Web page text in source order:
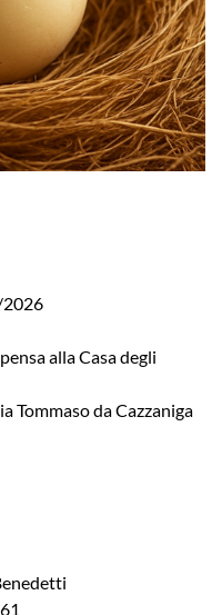
2026
alla Casa degli
Tommaso da Cazzaniga